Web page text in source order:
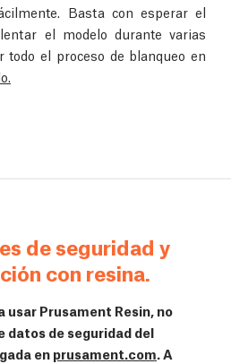
Basta con esperar el
el modelo durante varias
todo el proceso de blanqueo en
de seguridad y
con resina.
usar Prusament Resin, no
datos de seguridad del
en prusament.com. A